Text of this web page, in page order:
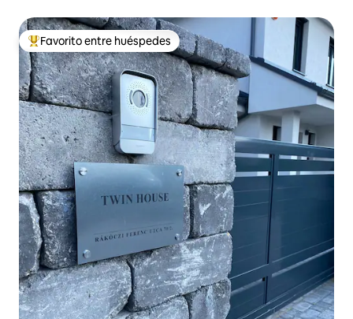
Favorito entre huéspedes preferido
Favorito entre huéspedes